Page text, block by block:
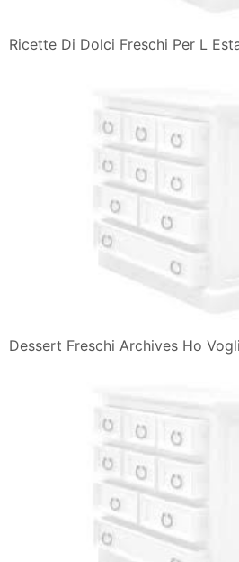
Ricette Di Dolci Freschi Per L
Dessert Freschi Archives Ho